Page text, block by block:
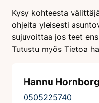
Kysy kohteesta
ohjeita yleisesti
sujuvoittaa jos teet
Tutustu myös Tietoa
Hannu Hornborg
0505225740